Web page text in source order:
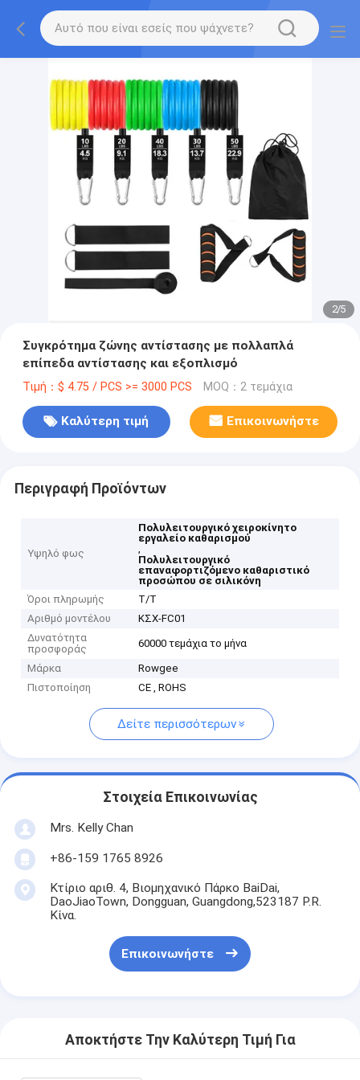
2/5
Συγκρότημα ζώνης αντίστασης με πολλαπλά
επίπεδα αντίστασης και εξοπλισμό
Τιμή：$ 4.75 / PCS >= 3000 PCS MOQ：2 τεμάχια
Καλύτερη τιμή Επικοινωνήστε
Περιγραφή Προϊόντων
Υψηλό φως
Πολυλειτουργικό χειροκίνητο
εργαλείο καθαρισμού
,
Πολυλειτουργικό
επαναφορτιζόμενο καθαριστικό
προσώπου σε σιλικόνη
Όροι πληρωμής
Τ/Τ
Αριθμό μοντέλου
ΚΣΧ-FC01
Δυνατότητα
προσφοράς
60000 τεμάχια το μήνα
Μάρκα
Rowgee
Πιστοποίηση
CE , ROHS
Δείτε περισσότερων
Στοιχεία Επικοινωνίας
Mrs. Kelly Chan
+86-159 1765 8926
Κτίριο αριθ. 4, Βιομηχανικό Πάρκο BaiDai,
DaoJiaoTown, Dongguan, Guangdong,523187 P.R.
Κίνα.
Επικοινωνήστε
Αποκτήστε Την Καλύτερη Τιμή Για